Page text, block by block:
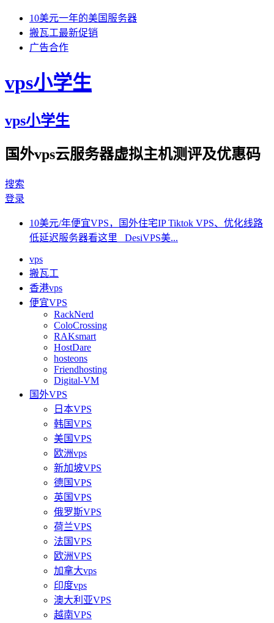
10美元一年的美国服务器
搬瓦工最新促销
广告合作
vps小学生
vps小学生
国外vps云服务器虚拟主机测评及优惠码
搜索
登录
10美元/年便宜VPS，国外住宅IP Tiktok VPS、优化线路
低延迟服务器看这里 DesiVPS美...
vps
搬瓦工
香港vps
便宜VPS
RackNerd
ColoCrossing
RAKsmart
HostDare
hosteons
Friendhosting
Digital-VM
国外VPS
日本VPS
韩国VPS
美国VPS
欧洲vps
新加坡VPS
德国VPS
英国VPS
俄罗斯VPS
荷兰VPS
法国VPS
欧洲VPS
加拿大vps
印度vps
澳大利亚VPS
越南VPS